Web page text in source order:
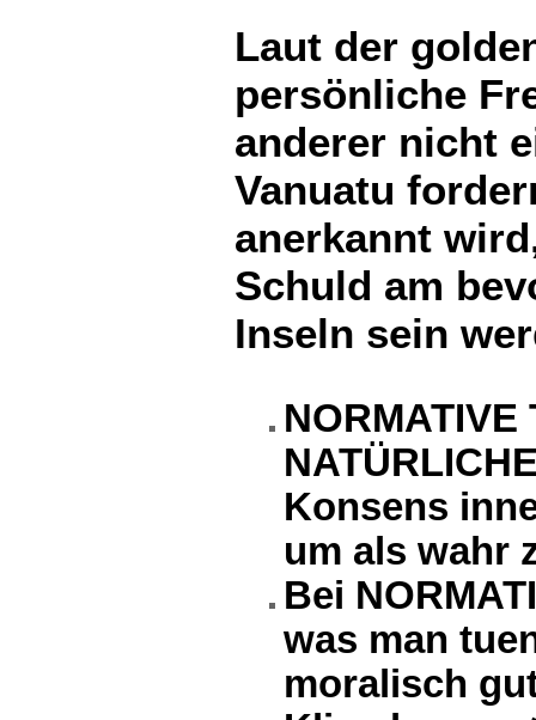
Laut der
persönliche
anderer nicht
Vanuatu
anerkannt
Schuld am
Inseln sein
Konsens
um als wahr
Bei
was man
moralisch